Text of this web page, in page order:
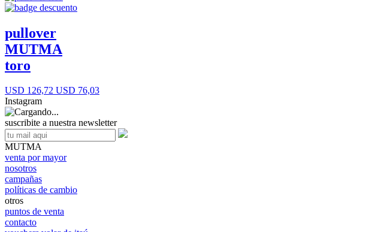
pullover
MUTMA
toro
USD 126,72 USD 76,03
Instagram
suscribite a nuestra newsletter
MUTMA
venta por mayor
nosotros
campañas
políticas de cambio
otros
puntos de venta
contacto